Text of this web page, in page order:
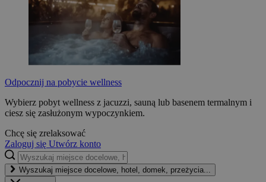
Odpocznij na pobycie wellness
Wybierz pobyt wellness z jacuzzi, sauną lub basenem termalnym i
ciesz się zasłużonym wypoczynkiem.
Chcę się zrelaksować
Zaloguj się Utwórz konto
Wyszukaj miejsce docelowe, hotel, domek, przeżycia...